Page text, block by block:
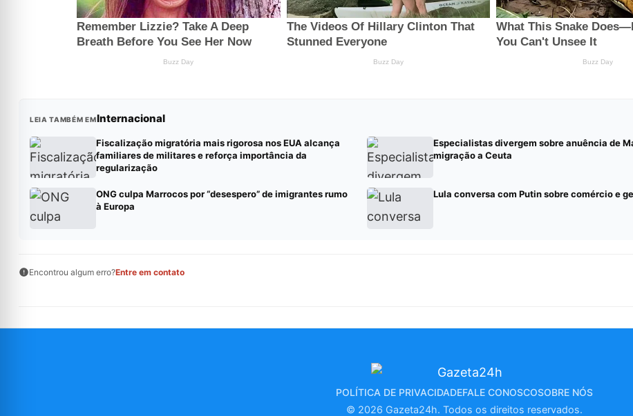
LEIA TAMBÉM EMInternacional
Fiscalização migratória mais rigorosa nos EUA alcança
familiares de militares e reforça importância da
regularização
Especialistas divergem sobre anuência de
migração a Ceuta
ONG culpa Marrocos por “desespero” de imigrantes rumo
à Europa
Lula conversa com Putin sobre comércio e
Encontrou algum erro?Entre em contato
POLÍTICA DE PRIVACIDADEFALE CONOSCOSOBRE NÓS
© 2026 Gazeta24h. Todos os direitos reservados.